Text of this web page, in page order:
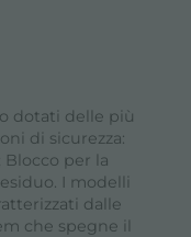
dotati delle più
di sicurezza:
per la
I modelli
dalle
che spegne il